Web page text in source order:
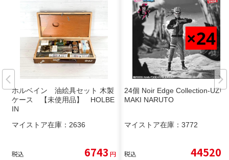
ホルベイン 油絵具セット 木製
ケース 【未使用品】 HOLBE
IN
マイストア在庫： 2636
税込 6743 円
24個 Noir Edge Collection-UZU
MAKI NARUTO
マイストア在庫： 3772
税込 44520